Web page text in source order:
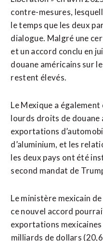
contre-mesures,
le temps que les deux
dialogue. Malgré une
et un accord conclu en
douane américains sur
restent élevés.
Le Mexique a
lourds droits de douane
exportations
d’aluminium, et les
les deux pays ont été
second mandat de
Le ministère ⁠mexicain
ce nouvel accord
exportations mexicaines
⁠milliards de dollars